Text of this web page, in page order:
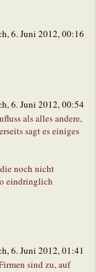
6. Juni 2012, 00:16
6. Juni 2012, 00:54
als alles andere,
sagt es einiges
noch nicht
eindringlich
6. Juni 2012, 01:41
sind zu, auf